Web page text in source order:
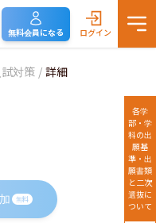
無料会員になる ログイン
試対策 / 詳細
無料
各学
部・学
科の出
願基
準・出
願書類
と二次
選抜に
ついて